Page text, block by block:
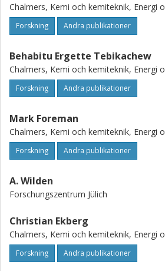
Chalmers, Kemi och kemiteknik, Energi
Forskning Andra publikationer
Behabitu Ergette Tebikachew
Chalmers, Kemi och kemiteknik, Energi
Forskning Andra publikationer
Mark Foreman
Chalmers, Kemi och kemiteknik, Energi
Forskning Andra publikationer
A. Wilden
Forschungszentrum Jülich
Christian Ekberg
Chalmers, Kemi och kemiteknik, Energi
Forskning Andra publikationer